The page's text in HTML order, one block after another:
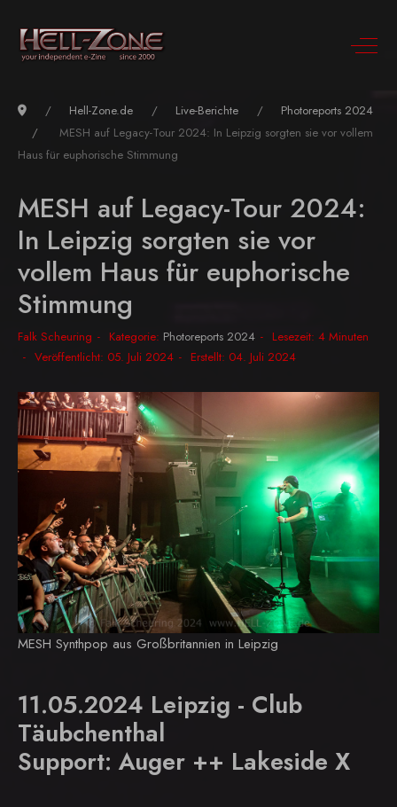
Hell-Zone.de Live-Berichte
Photoreports 2024
MESH auf Legacy-Tour 2024: In Leipzig sorgten sie vor vollem
Haus für euphorische Stimmung
MESH auf Legacy-Tour 2024:
In Leipzig sorgten sie vor
vollem Haus für euphorische
Stimmung
Falk Scheuring Kategorie: Photoreports 2024
Lesezeit: 4 Minuten
Veröffentlicht: 05. Juli 2024
Erstellt: 04. Juli 2024
MESH Synthpop aus Großbritannien in Leipzig
11.05.2024 Leipzig - Club
Täubchenthal
Support: Auger ++ Lakeside X